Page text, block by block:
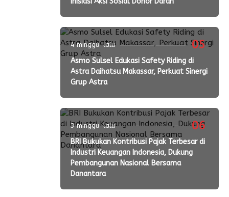
05
4 minggu lalu
Asmo Sulsel Edukasi Safety Riding di
Astra Daihatsu Makassar, Perkuat Sinergi
Grup Astra
06
3 minggu lalu
BRI Bukukan Kontribusi Pajak Terbesar di
Industri Keuangan Indonesia, Dukung
Pembangunan Nasional Bersama
Danantara